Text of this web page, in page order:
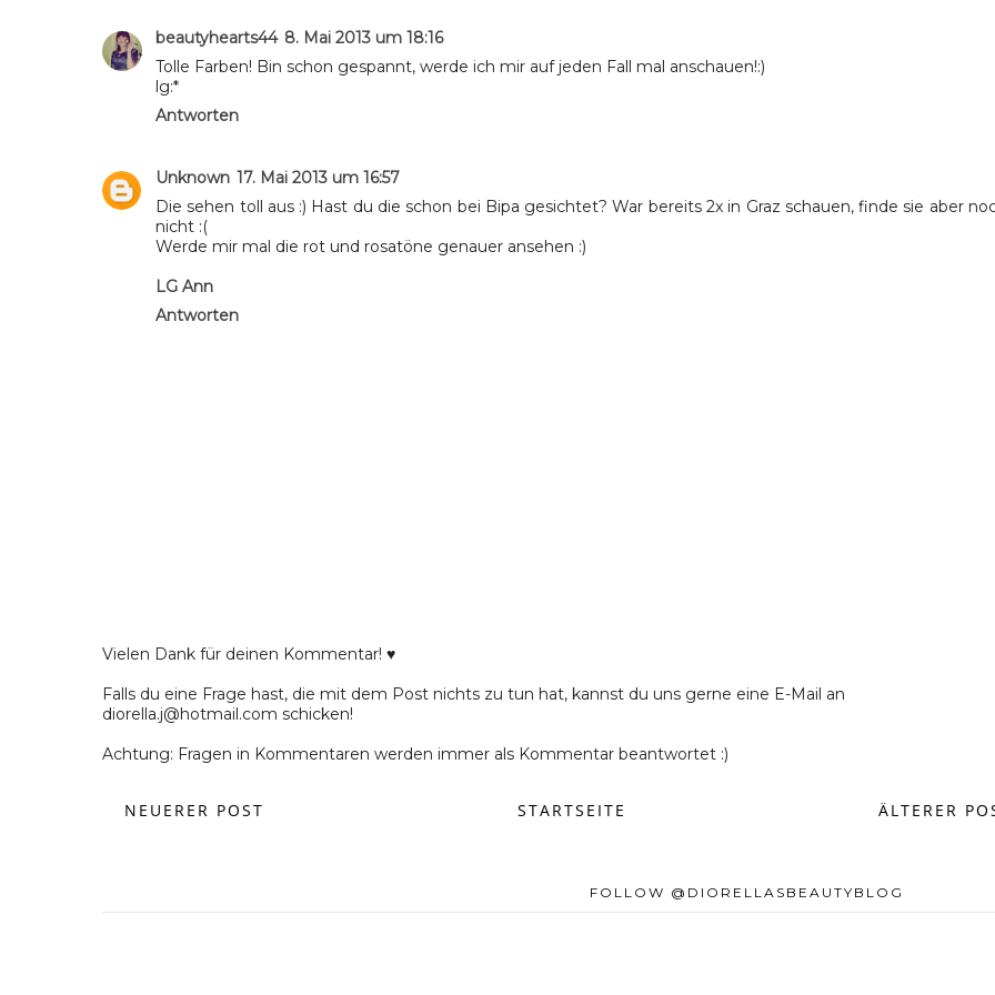
beautyhearts44 8. Mai 2013 um 18:16
Tolle Farben! Bin schon gespannt, werde ich mir auf jeden Fall mal anschauen!:)
lg:*
Antworten
Unknown 17. Mai 2013 um 16:57
Die sehen toll aus :) Hast du die schon bei Bipa gesichtet? War bereits 2x in Graz schauen, finde sie aber
nicht :(
Werde mir mal die rot und rosatöne genauer ansehen :)
LG Ann
Antworten
Vielen Dank für deinen Kommentar! ♥
Falls du eine Frage hast, die mit dem Post nichts zu tun hat, kannst du uns gerne eine E-Mail an
diorella.j@hotmail.com schicken!
Achtung: Fragen in Kommentaren werden immer als Kommentar beantwortet :)
NEUERER POST ÄLTERER
STARTSEITE
FOLLOW @DIORELLASBEAUTYBLOG